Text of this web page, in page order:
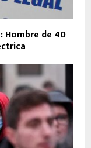
Hombre de 40